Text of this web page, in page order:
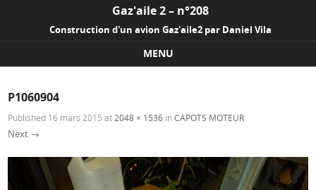
Gaz'aile 2 – n°208
Construction d'un avion Gaz'aile2 par Daniel Vila
MENU
P1060904
Published 16 mars 2015 at 2048 × 1536 inCAPOTS MOTEUR
Next →